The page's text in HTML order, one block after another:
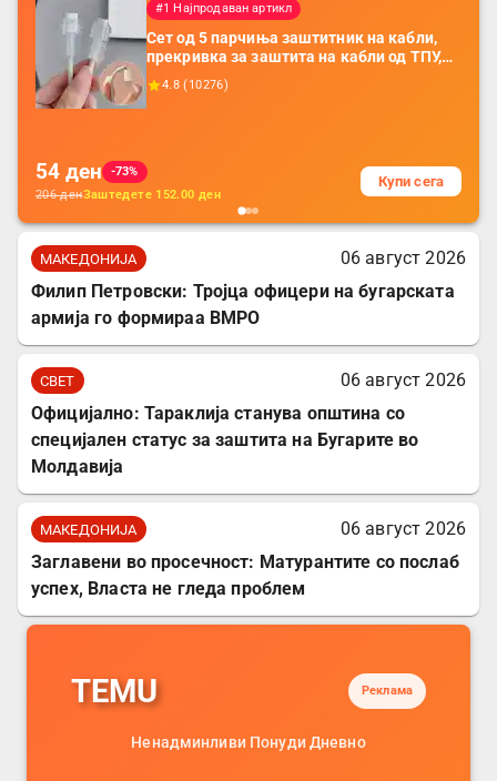
#1 Најпродаван артикл
Сет од 5 парчиња заштитник на кабли,
прекривка за заштита на кабли од ТПУ,
додатоци за заштита на кабли, без
батерија, за мобилни телефони, комплет
4.8 ( 10276)
54 ден
-73%
206денЗаштедете 152.00 ден
Купи сега
МАКЕДОНИЈА
06 август 2026
Филип Петровски: Тројца офицери на бугарската
армија го формираа ВМРО
СВЕТ
06 август 2026
Официјално: Тараклија станува општина со
специјален статус за заштита на Бугарите во
Молдавија
МАКЕДОНИЈА
06 август 2026
Заглавени во просечност: Матурантите со послаб
успех, Власта не гледа проблем
TEMU Реклама
Ненадминливи Понуди Дневно